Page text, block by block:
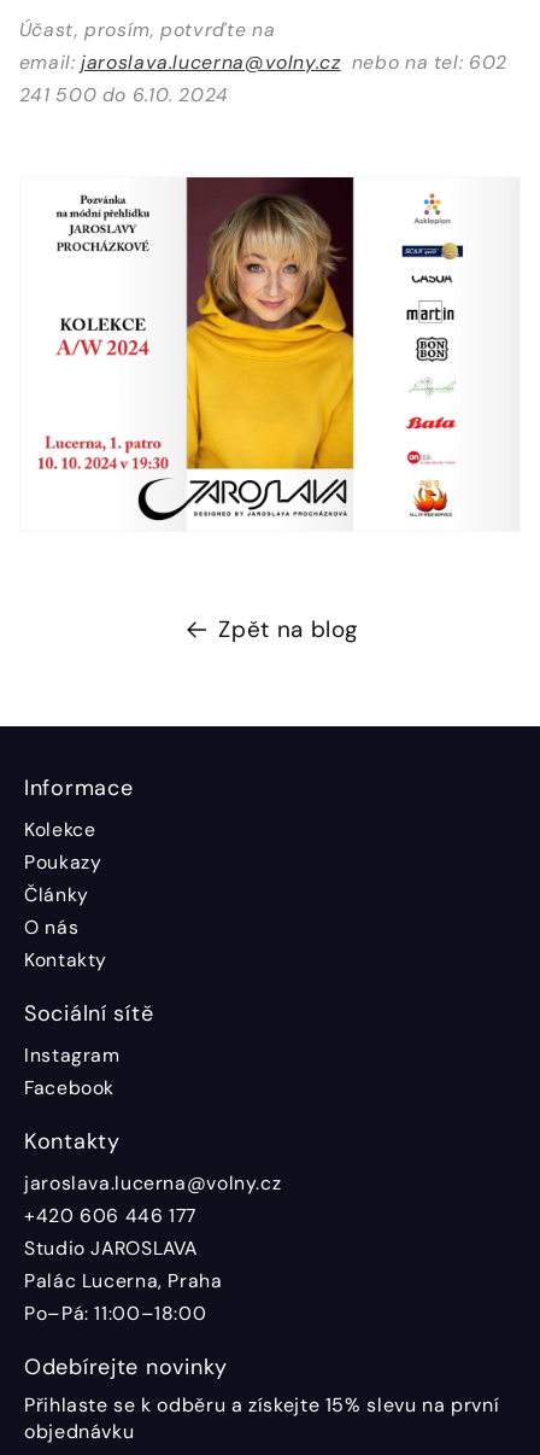
Účast, prosím, potvrďte na
email:jaroslava.lucerna@volny.cznebo na tel: 602
241 500 do 6.10. 2024
Zpět na blog
Informace
Kolekce
Poukazy
Články
O nás
Kontakty
Sociální sítě
Instagram
Facebook
Kontakty
jaroslava.lucerna@volny.cz
+420 606 446 177
Studio JAROSLAVA
Palác Lucerna, Praha
Po–Pá: 11:00–18:00
Odebírejte novinky
Přihlaste se k odběru a získejte 15% slevu na první
objednávku